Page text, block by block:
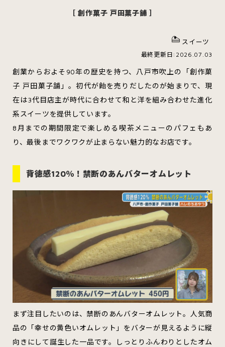
すべてのカテゴリをみる
むつ市 十和田市 三沢市
八戸市
すべてのエリアをみる
ホーム
公式Instagram
［ 創作菓子 戸田菓子舗 ］
スイーツ
最終更新日:2026.07.03
創業からおよそ90年の歴史を持つ、八戸市吹上の「創作菓
子 戸田菓子舗」。初代が飴を売りだしたのが始まりで、現
在は3代目店主が時代に合わせて和と洋を組み合わせた進化
系スイーツを提供しています。
8月までの期間限定で楽しめる喫茶メニューのパフェもあ
り、最後までワクワクが止まらない魅力的なお店です。
背徳感120％！禁断のあんバターオムレット
まず注目したいのは、禁断のあんバターオムレット。人気商
品の「幸せの黄色いオムレット」をバターが見えるように縦
向きにして誕生した一品です。しっとりふんわりとしたオム